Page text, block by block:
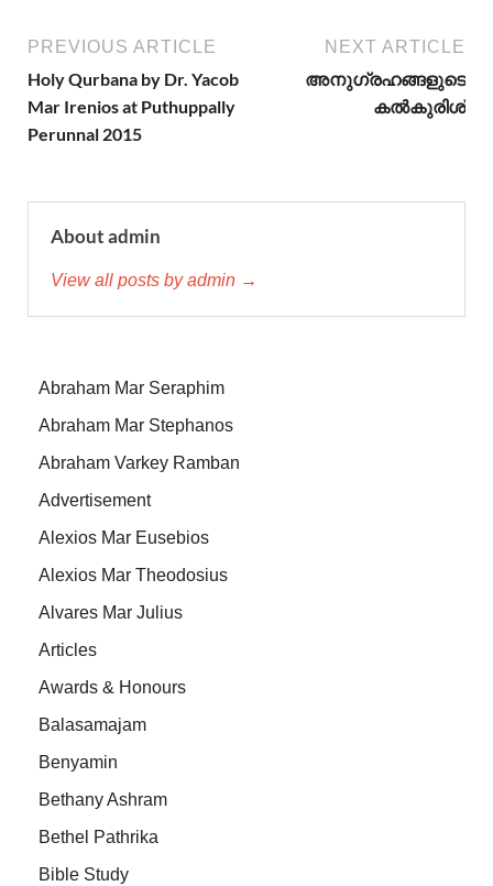
PREVIOUS ARTICLE
Holy Qurbana by Dr. Yacob
Mar Irenios at Puthuppally
Perunnal 2015
NEXT ARTICLE
അനുഗ്രഹങ്ങളുടെ
കല്‍കുരിശ്‌
About admin
View all posts by admin →
Abraham Mar Seraphim
Abraham Mar Stephanos
Abraham Varkey Ramban
Advertisement
Alexios Mar Eusebios
Alexios Mar Theodosius
Alvares Mar Julius
Articles
Awards & Honours
Balasamajam
Benyamin
Bethany Ashram
Bethel Pathrika
Bible Study